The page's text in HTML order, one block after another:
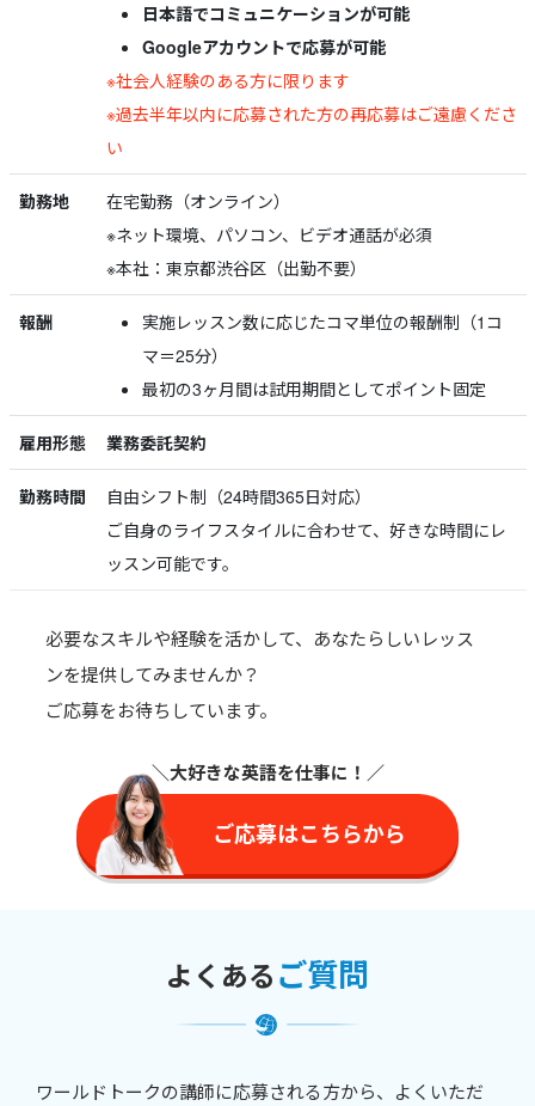
日本語でコミュニケーションが可能
Googleアカウントで応募が可能
※社会人経験のある方に限ります
※過去半年以内に応募された方の再応募はご遠慮くださ
い
勤務地
在宅勤務（オンライン）
※ネット環境、パソコン、ビデオ通話が必須
※本社：東京都渋谷区（出勤不要）
報酬
実施レッスン数に応じたコマ単位の報酬制（1コ
マ＝25分）
最初の3ヶ月間は試用期間としてポイント固定
雇用形態 業務委託契約
勤務時間
自由シフト制（24時間365日対応）
ご自身のライフスタイルに合わせて、好きな時間にレ
ッスン可能です。
必要なスキルや経験を活かして、あなたらしいレッス
ンを提供してみませんか？
ご応募をお待ちしています。
＼大好きな英語を仕事に ！／
ご応募はこちらから
よくあるご質問
ワールドトークの講師に応募される方から、よくいただ